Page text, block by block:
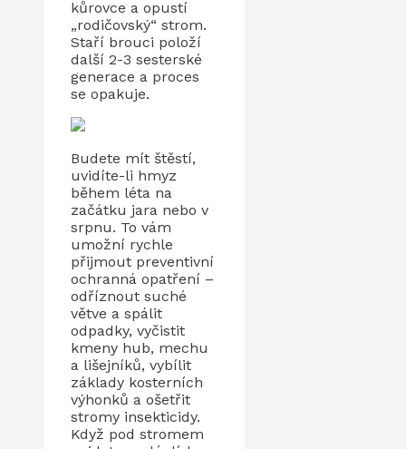
kůrovce a opustí
„rodičovský“ strom.
Staří brouci položí
další 2-3 sesterské
generace a proces
se opakuje.
Budete mít štěstí,
uvidíte-li hmyz
během léta na
začátku jara nebo v
srpnu. To vám
umožní rychle
přijmout preventivní
ochranná opatření –
odříznout suché
větve a spálit
odpadky, vyčistit
kmeny hub, mechu
a lišejníků, vybílit
základy kosterních
výhonků a ošetřit
stromy insekticidy.
Když pod stromem